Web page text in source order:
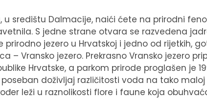
u središtu Dalmacije, naići ćete na prirodni
S jedne strane otvara se razvedena
jezero u Hrvatskoj i jedno od rijetkih,
– Vransko jezero. Prekrasno Vransko jezero
Hrvatske, a parkom prirode proglašen je
doživljaj različitosti voda na tako
leži u raznolikosti flore i faune koja